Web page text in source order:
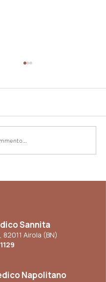
Capire i
e Vivere
Sannita
82011 Airola (BN)
Napolitano